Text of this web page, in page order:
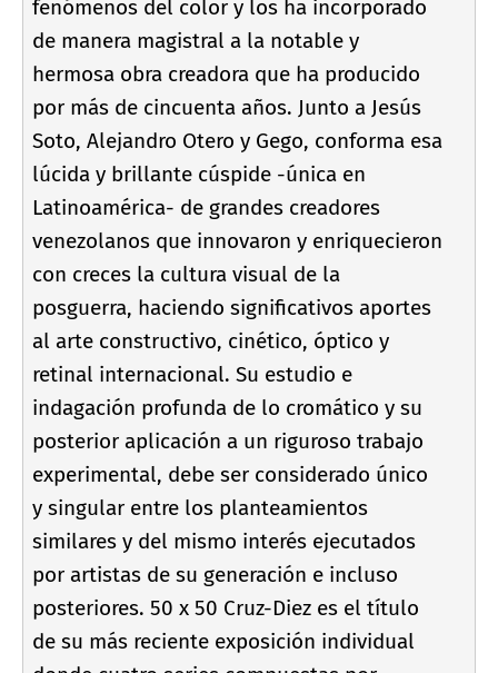
fenómenos del color y los ha incorporado
de manera magistral a la notable y
hermosa obra creadora que ha producido
por más de cincuenta años. Junto a Jesús
Soto, Alejandro Otero y Gego, conforma esa
lúcida y brillante cúspide -única en
Latinoamérica- de grandes creadores
venezolanos que innovaron y enriquecieron
con creces la cultura visual de la
posguerra, haciendo significativos aportes
al arte constructivo, cinético, óptico y
retinal internacional. Su estudio e
indagación profunda de lo cromático y su
posterior aplicación a un riguroso trabajo
experimental, debe ser considerado único
y singular entre los planteamientos
similares y del mismo interés ejecutados
por artistas de su generación e incluso
posteriores. 50 x 50 Cruz-Diez es el tí­tulo
de su más reciente exposición individual